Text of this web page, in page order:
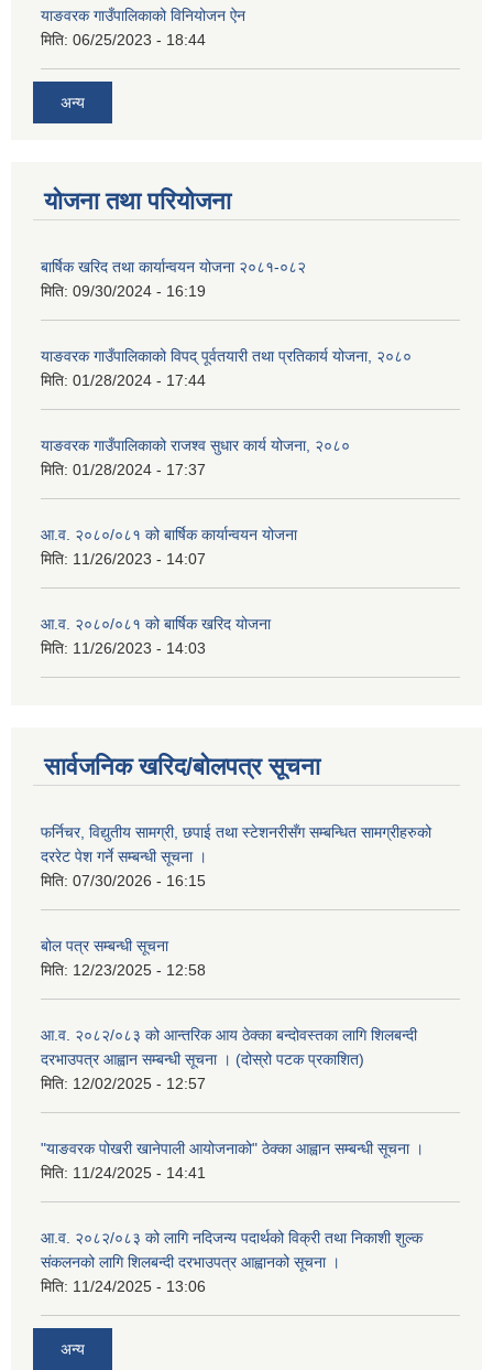
याङवरक गाउँपालिकाको विनियोजन ऐन
मिति: 06/25/2023 - 18:44
अन्य
योजना तथा परियोजना
बार्षिक खरिद तथा कार्यान्वयन योजना २०८१-०८२
मिति: 09/30/2024 - 16:19
याङवरक गाउँपालिकाको विपद् पूर्वतयारी तथा प्रतिकार्य योजना, २०८०
मिति: 01/28/2024 - 17:44
याङवरक गाउँपालिकाको राजश्व सुधार कार्य योजना, २०८०
मिति: 01/28/2024 - 17:37
आ.व. २०८०/०८१ को बार्षिक कार्यान्वयन योजना
मिति: 11/26/2023 - 14:07
आ.व. २०८०/०८१ को बार्षिक खरिद योजना
मिति: 11/26/2023 - 14:03
सार्वजनिक खरिद/बोलपत्र सूचना
फर्निचर, विद्युतीय सामग्री, छपाई तथा स्टेशनरीसँग सम्बन्धित सामग्रीहरुको
दररेट पेश गर्ने सम्बन्धी सूचना ।
मिति: 07/30/2026 - 16:15
बोल पत्र सम्बन्धी सूचना
मिति: 12/23/2025 - 12:58
आ.व. २०८२/०८३ को आन्तरिक आय ठेक्का बन्दोवस्तका लागि शिलबन्दी
दरभाउपत्र आह्वान सम्बन्धी सूचना । (दोस्रो पटक प्रकाशित)
मिति: 12/02/2025 - 12:57
"याङवरक पोखरी खानेपाली आयोजनाको" ठेक्का आह्वान सम्बन्धी सूचना ।
मिति: 11/24/2025 - 14:41
आ.व. २०८२/०८३ को लागि नदिजन्य पदार्थको विक्री तथा निकाशी शुल्क
संकलनको लागि शिलबन्दी दरभाउपत्र आह्वानको सूचना ।
मिति: 11/24/2025 - 13:06
अन्य